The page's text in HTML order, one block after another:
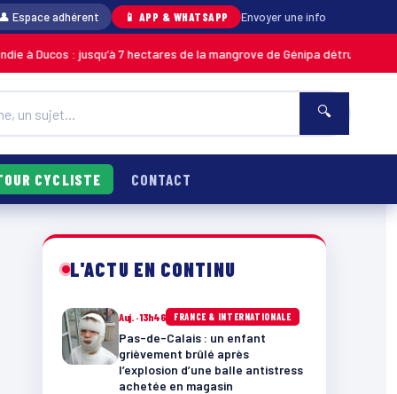
Espace adhérent 📱 APP & WHATSAPP Envoyer une info
7 hectares de la mangrove de Génipa détruits, le feu désormais
🔍
CYCLISTE CONTACT
L'ACTU EN CONTINU
Auj. · 13h46 FRANCE & INTERNATIONALE
Pas-de-Calais : un enfant
grièvement brûlé après
l’explosion d’une balle antistress
achetée en magasin